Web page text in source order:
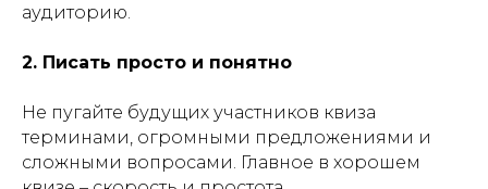
аудиторию.
2. Писать просто и понятно
Не пугайте будущих участников квиза
терминами, огромными предложениями и
сложными вопросами. Главное в хорошем